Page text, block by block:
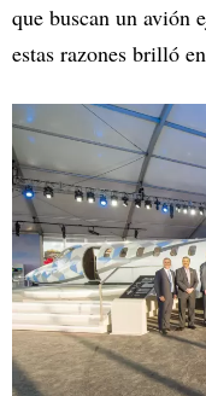
que buscan un avión
estas razones brilló